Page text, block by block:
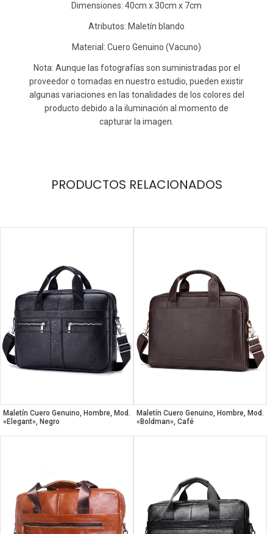
Dimensiones: 40cm x 30cm x 7cm
Atributos: Maletín blando
Material: Cuero Genuino (Vacuno)
Nota: Aunque las fotografías son suministradas por el
proveedor o tomadas en nuestro estudio, pueden existir
algunas variaciones en las tonalidades de los colores del
producto debido a la iluminación al momento de
capturar la imagen.
PRODUCTOS RELACIONADOS
Maletín Cuero Genuino, Hombre, Mod.
«Elegant», Negro
Maletín Cuero Genuino, Hombre, Mod.
«Boldman», Café